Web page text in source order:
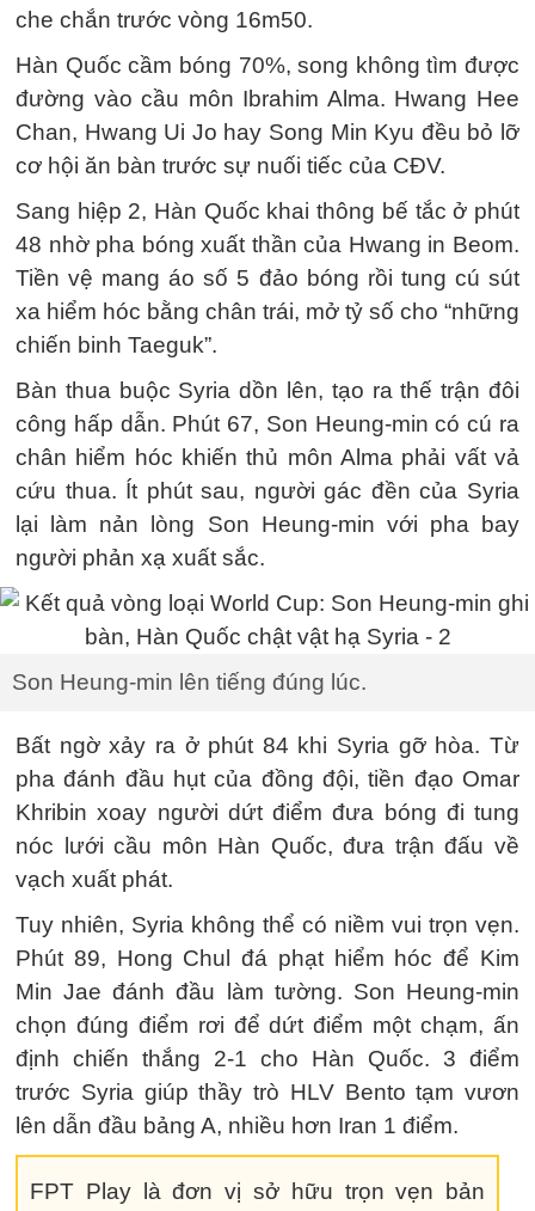
che chắn trước vòng 16m50.
Hàn Quốc cầm bóng 70%, song không tìm được
đường vào cầu môn Ibrahim Alma. Hwang Hee
Chan, Hwang Ui Jo hay Song Min Kyu đều bỏ lỡ
cơ hội ăn bàn trước sự nuối tiếc của CĐV.
Sang hiệp 2, Hàn Quốc khai thông bế tắc ở phút
48 nhờ pha bóng xuất thần của Hwang in Beom.
Tiền vệ mang áo số 5 đảo bóng rồi tung cú sút
xa hiểm hóc bằng chân trái, mở tỷ số cho “những
chiến binh Taeguk”.
Bàn thua buộc Syria dồn lên, tạo ra thế trận đôi
công hấp dẫn. Phút 67, Son Heung-min có cú ra
chân hiểm hóc khiến thủ môn Alma phải vất vả
cứu thua. Ít phút sau, người gác đền của Syria
lại làm nản lòng Son Heung-min với pha bay
người phản xạ xuất sắc.
Son Heung-min lên tiếng đúng lúc.
Bất ngờ xảy ra ở phút 84 khi Syria gỡ hòa. Từ
pha đánh đầu hụt của đồng đội, tiền đạo Omar
Khribin xoay người dứt điểm đưa bóng đi tung
nóc lưới cầu môn Hàn Quốc, đưa trận đấu về
vạch xuất phát.
Tuy nhiên, Syria không thể có niềm vui trọn vẹn.
Phút 89, Hong Chul đá phạt hiểm hóc để Kim
Min Jae đánh đầu làm tường. Son Heung-min
chọn đúng điểm rơi để dứt điểm một chạm, ấn
định chiến thắng 2-1 cho Hàn Quốc. 3 điểm
trước Syria giúp thầy trò HLV Bento tạm vươn
lên dẫn đầu bảng A, nhiều hơn Iran 1 điểm.
FPT Play là đơn vị sở hữu trọn vẹn bản